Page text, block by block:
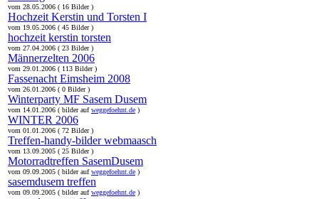
vom 28.05.2006 ( 16 Bilder )
Hochzeit Kerstin und Torsten I
vom 19.05.2006 ( 45 Bilder )
hochzeit kerstin torsten
vom 27.04.2006 ( 23 Bilder )
Männerzelten 2006
vom 29.01.2006 ( 113 Bilder )
Fassenacht Eimsheim 2008
vom 26.01.2006 ( 0 Bilder )
Winterparty MF Sasem Dusem
vom 14.01.2006 ( bilder aufweggefoehnt.de )
WINTER 2006
vom 01.01.2006 ( 72 Bilder )
Treffen-handy-bilder webmaasch
vom 13.09.2005 ( 25 Bilder )
Motorradtreffen SasemDusem
vom 09.09.2005 ( bilder aufweggefoehnt.de )
sasemdusem treffen
vom 09.09.2005 ( bilder aufweggefoehnt.de )